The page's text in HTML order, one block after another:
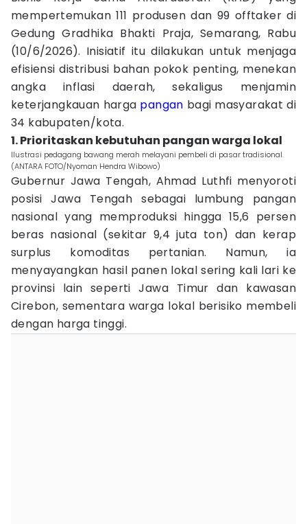
mempertemukan 111 produsen dan 99 offtaker di
Gedung Gradhika Bhakti Praja, Semarang, Rabu
(10/6/2026). Inisiatif itu dilakukan untuk menjaga
efisiensi distribusi bahan pokok penting, menekan
angka inflasi daerah, sekaligus menjamin
keterjangkauan harga pangan bagi masyarakat di
34 kabupaten/kota.
1. Prioritaskan kebutuhan pangan warga lokal
Ilustrasi pedagang bawang merah melayani pembeli di pasar tradisional.
(ANTARA FOTO/Nyoman Hendra Wibowo)
Gubernur Jawa Tengah, Ahmad Luthfi menyoroti
posisi Jawa Tengah sebagai lumbung pangan
nasional yang memproduksi hingga 15,6 persen
beras nasional (sekitar 9,4 juta ton) dan kerap
surplus komoditas pertanian. Namun, ia
menyayangkan hasil panen lokal sering kali lari ke
provinsi lain seperti Jawa Timur dan kawasan
Cirebon, sementara warga lokal berisiko membeli
dengan harga tinggi.